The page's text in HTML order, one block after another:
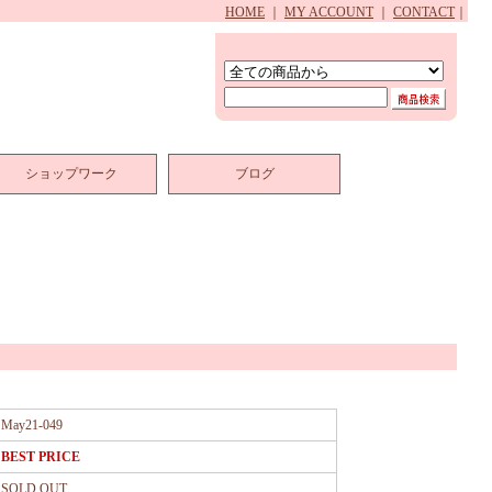
HOME MY ACCOUNT CONTACT
ショップワーク ブログ
May21-049
BEST PRICE
SOLD OUT